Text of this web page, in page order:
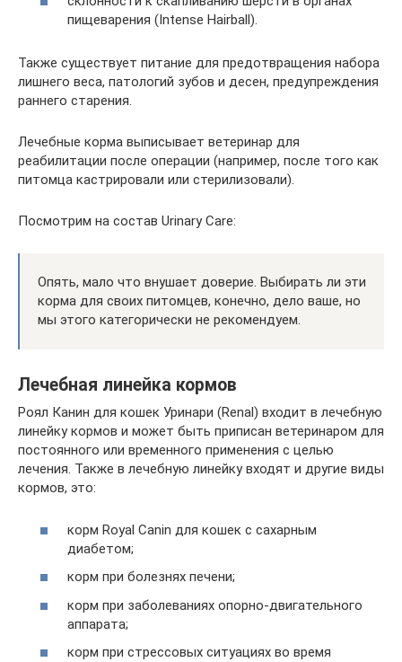
пищеварения (Intense Hairball).
Также существует питание для предотвращения набора
лишнего веса, патологий зубов и десен, предупреждения
раннего старения.
Лечебные корма выписывает ветеринар для
реабилитации после операции (например, после того как
питомца кастрировали или стерилизовали).
Посмотрим на состав Urinary Care:
Опять, мало что внушает доверие. Выбирать ли эти
корма для своих питомцев, конечно, дело ваше, но
мы этого категорически не рекомендуем.
Лечебная линейка кормов
Роял Канин для кошек Уринари (Renal) входит в лечебную
линейку кормов и может быть приписан ветеринаром для
постоянного или временного применения с целью
лечения. Также в лечебную линейку входят и другие виды
кормов, это:
корм Royal Canin для кошек c сахарным
диабетом;
корм при болезнях печени;
корм при заболеваниях опорно-двигательного
аппарата;
корм при стрессовых ситуациях во время